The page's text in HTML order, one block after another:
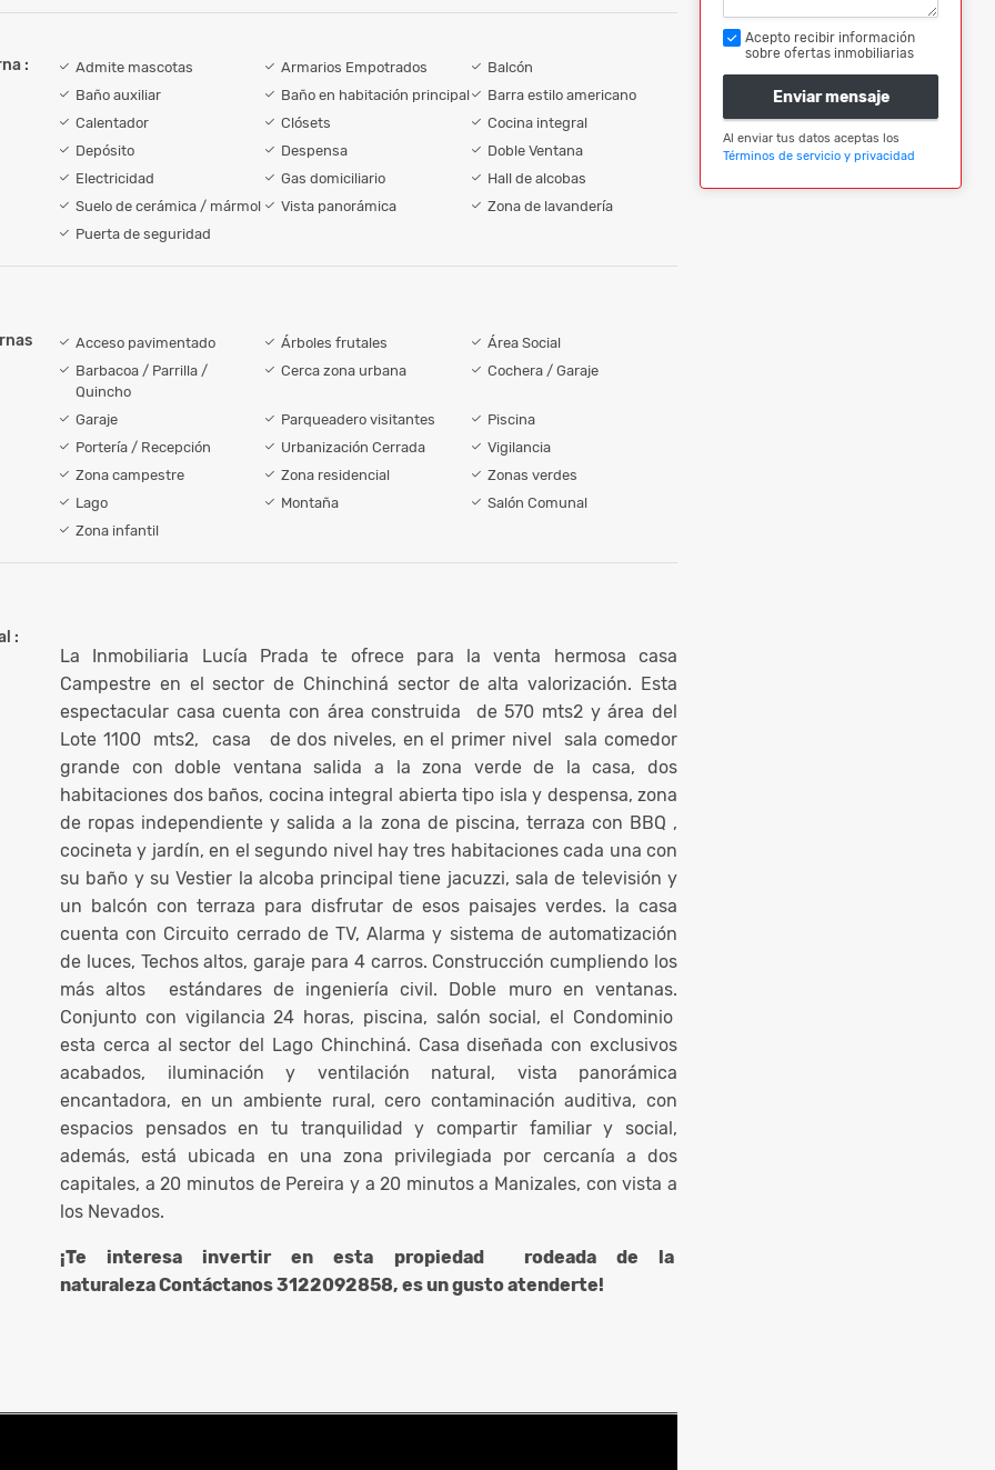
: Admite mascotas Armarios Empotrados
Balcón
Baño auxiliar
Baño en habitación principal
Barra estilo americano
Calentador
Clósets
Cocina integral
Depósito
Despensa
Doble Ventana
Electricidad
Gas domiciliario
Hall de alcobas
Suelo de cerámica / mármol
Vista panorámica
Zona de lavandería
Puerta de seguridad
Acceso pavimentado Árboles frutales
Área Social
Barbacoa / Parrilla /
Quincho
Cerca zona urbana Cochera / Garaje
Garaje Parqueadero visitantes
Piscina
Portería / Recepción
Urbanización Cerrada
Vigilancia
Zona campestre
Zona residencial
Zonas verdes
Lago
Montaña
Salón Comunal
Zona infantil
:
La Inmobiliaria Lucía Prada te ofrece para la venta hermosa casa
Campestre en el sector de Chinchiná sector de alta valorización. Esta
espectacular casa cuenta con área construida de 570 mts2 y área del
Lote 1100 mts2, casa de dos niveles, en el primer nivel sala comedor
grande con doble ventana salida a la zona verde de la casa, dos
habitaciones dos baños, cocina integral abierta tipo isla y despensa, zona
de ropas independiente y salida a la zona de piscina, terraza con BBQ ,
cocineta y jardín, en el segundo nivel hay tres habitaciones cada una con
su baño y su Vestier la alcoba principal tiene jacuzzi, sala de televisión y
un balcón con terraza para disfrutar de esos paisajes verdes. la casa
cuenta con Circuito cerrado de TV, Alarma y sistema de automatización
de luces, Techos altos, garaje para 4 carros. Construcción cumpliendo los
más altos estándares de ingeniería civil. Doble muro en ventanas.
Conjunto con vigilancia 24 horas, piscina, salón social, el Condominio
esta cerca al sector del Lago Chinchiná. Casa diseñada con exclusivos
acabados, iluminación y ventilación natural, vista panorámica
encantadora, en un ambiente rural, cero contaminación auditiva, con
espacios pensados en tu tranquilidad y compartir familiar y social,
además, está ubicada en una zona privilegiada por cercanía a dos
capitales, a 20 minutos de Pereira y a 20 minutos a Manizales, con vista a
los Nevados.
¡Te interesa invertir en esta propiedad rodeada de la
naturaleza Contáctanos 3122092858, es un gusto atenderte!
Acepto recibir información
sobre ofertas inmobiliarias
Enviar mensaje
Al enviar tus datos aceptas los
Términos de servicio y privacidad